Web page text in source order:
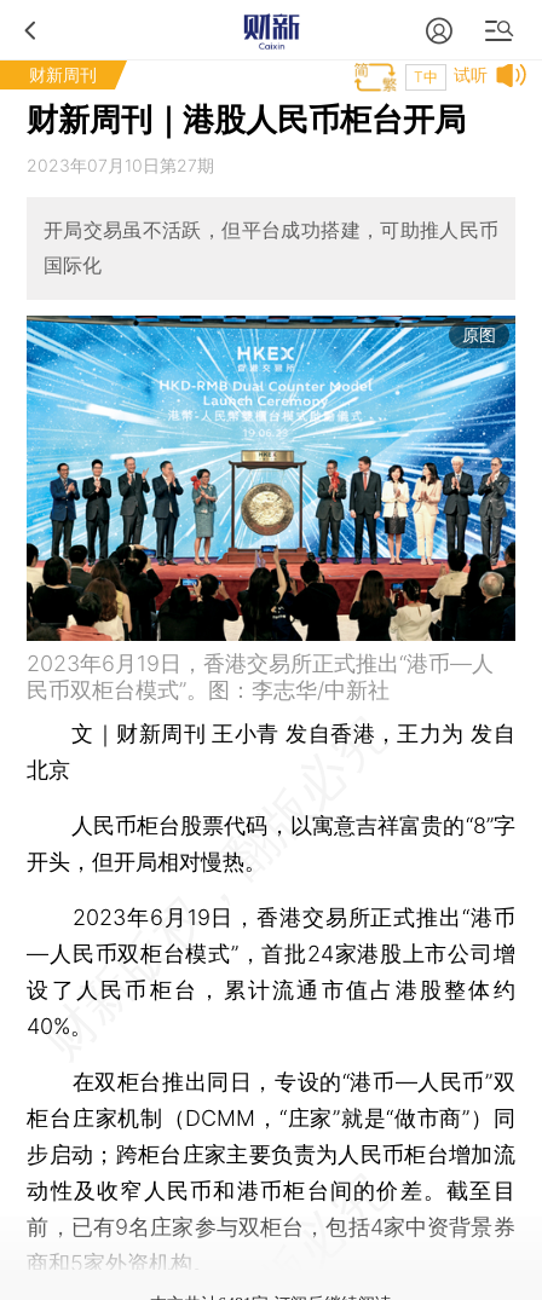
财新周刊 试听
T中
财新周刊｜港股人民币柜台开局
2023年07月10日第27期
开局交易虽不活跃，但平台成功搭建，可助推人民币
国际化
原图
2023年6月19日，香港交易所正式推出“港币—人
民币双柜台模式”。图：李志华/中新社
文｜财新周刊 王小青 发自香港，王力为 发自
北京
人民币柜台股票代码，以寓意吉祥富贵的“8”字
开头，但开局相对慢热。
2023年6月19日，香港交易所正式推出“港币
—人民币双柜台模式”，首批24家港股上市公司增
设了人民币柜台，累计流通市值占港股整体约
40%。
在双柜台推出同日，专设的“港币—人民币”双
柜台庄家机制（DCMM，“庄家”就是“做市商”）同
步启动；跨柜台庄家主要负责为人民币柜台增加流
动性及收窄人民币和港币柜台间的价差。截至目
前，已有9名庄家参与双柜台，包括4家中资背景券
商和5家外资机构。